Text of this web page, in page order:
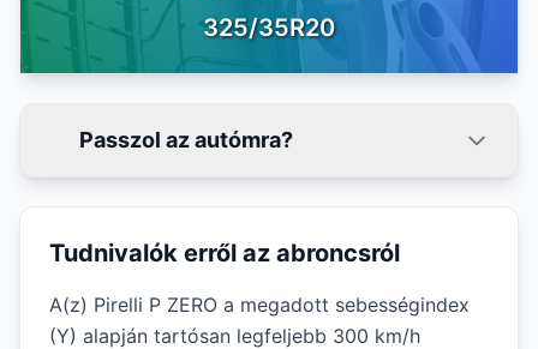
325/35R20
Passzol az autómra?
Tudnivalók erről az abroncsról
A(z) Pirelli P ZERO a megadott sebességindex
(Y) alapján tartósan legfeljebb 300 km/h